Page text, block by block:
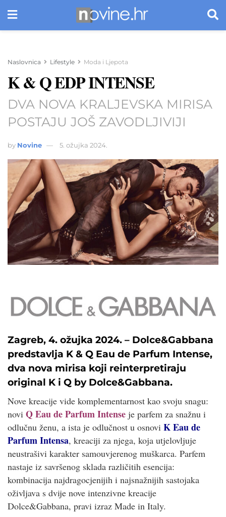
Naslovnica Lifestyle Moda i Ljepota
K & Q EDP INTENSE
DVA NOVA KRALJEVSKA MIRISA
POSTAJU JOŠ ZAVODLJIVIJI
by Novine 5. ožujka 2024.
Zagreb, 4. ožujka 2024. – Dolce&Gabbana
predstavlja K & Q Eau de Parfum Intense,
dva nova mirisa koji reinterpretiraju
original K i Q by Dolce&Gabbana.
Nove kreacije vide komplementarnost kao svoju snagu:
novi Q Eau de Parfum Intense je parfem za snažnu i
odlučnu ženu, a ista je odlučnost u osnovi K Eau de
Parfum Intensa, kreaciji za njega, koja utjelovljuje
neustrašivi karakter samouvjerenog muškarca. Parfem
nastaje iz savršenog sklada različitih esencija:
kombinacija najdragocjenijih i najsnažnijih sastojaka
oživljava s dvije nove intenzivne kreacije
Dolce&Gabbana, pravi izraz Made in Italy.